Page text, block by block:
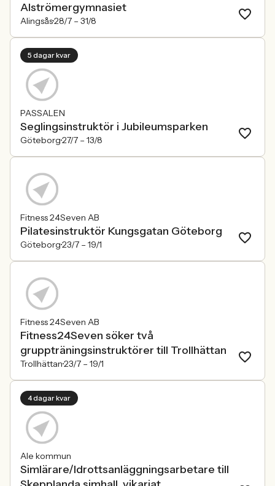
Alströmergymnasiet
Alingsås28/7 – 31/8
5 dagar kvar
PASSALEN
Seglingsinstruktör i Jubileumsparken
Göteborg27/7 – 13/8
Fitness 24Seven AB
Pilatesinstruktör Kungsgatan Göteborg
Göteborg23/7 – 19/1
Fitness 24Seven AB
Fitness24Seven söker två
gruppträningsinstruktörer till Trollhättan
Trollhättan23/7 – 19/1
4 dagar kvar
Ale kommun
Simlärare/Idrottsanläggningsarbetare till